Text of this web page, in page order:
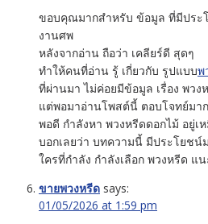
ขอบคุณมากสำหรับ ข้อมูล ที่มีประ
งานศพ
หลังจากอ่าน ถือว่า เคลียร์ดี สุดๆ
ทำให้คนที่อ่าน รู้ เกี่ยวกับ รูปแบบพ
ที่ผ่านมา ไม่ค่อยมีข้อมูล เรื่อง พวง
แต่พอมาอ่านโพสต์นี้ ตอบโจทย์มาก
พอดี กำลังหา พวงหรีดดอกไม้ อยู่เ
บอกเลยว่า บทความนี้ มีประโยชน์
ใครที่กำลัง กำลังเลือก พวงหรีด แ
ขายพวงหรีด says:
01/05/2026 at 1:59 pm